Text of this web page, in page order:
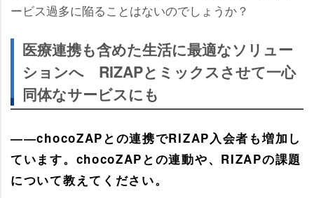
ービス過多に陥ることはないのでしょうか？
医療連携も含めた生活に最適なソリュー
ションへ RIZAPとミックスさせて一心
同体なサービスにも
――chocoZAPとの連携でRIZAP入会者も増加し
ています。chocoZAPとの連動や、RIZAPの課題
について教えてください。